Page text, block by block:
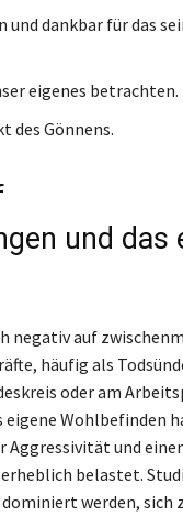
dankbar für das
eigenes betrachten.
des Gönnens.
und das
negativ auf
häufig als
oder am
Wohlbefinden
und
belastet.
werden, sich